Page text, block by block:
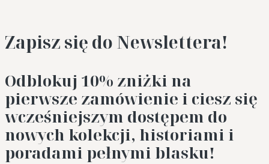
Zapisz się do Newslettera!
Odblokuj 10% zniżki na
pierwsze zamówienie i ciesz się
wcześniejszym dostępem do
nowych kolekcji, historiami i
poradami pełnymi blasku!